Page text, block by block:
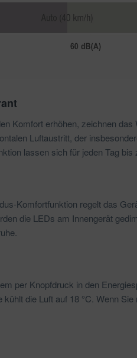
Komfort erhöhen, zeichnen
Luftaustritt, der
lassen sich für jeden Tag
Komfortfunktion regelt das
die LEDs am Innengerät
per Knopfdruck in den
kühlt die Luft auf 18 °C. Wenn